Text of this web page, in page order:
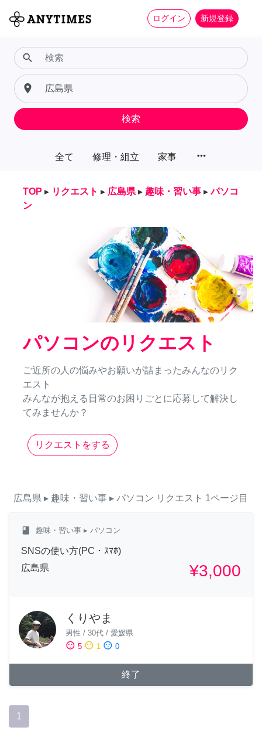
ログイン 新規登録
全て 修理・組立 家事 more_horiz
search
place
検索
TOP ▸ リクエスト ▸ 広島県 ▸ 趣味・習い事 ▸ パソコ
ン
パソコンのリクエスト
ご近所の人の悩みやお願いが詰まったみんなのリク
エスト
みんなが抱える日常のお困りごとに応募して解決し
てみませんか？
リクエストをする
広島県 ▸ 趣味・習い事 ▸ パソコン リクエスト 1ページ目
class 趣味・習い事 ▸ パソコン
SNSの使い方(PC・ｽﾏﾎ)
広島県
¥3,000
くりやま
男性 / 30代 / 愛媛県
sentiment_satisfied 5 sentiment_neutral 1 sentiment_dissatisfied 0
終了
1